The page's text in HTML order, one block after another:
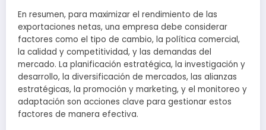
En resumen, para maximizar el rendimiento de las
exportaciones netas, una empresa debe considerar
factores como el tipo de cambio, la política comercial,
la calidad y competitividad, y las demandas del
mercado. La planificación estratégica, la investigación y
desarrollo, la diversificación de mercados, las alianzas
estratégicas, la promoción y marketing, y el monitoreo y
adaptación son acciones clave para gestionar estos
factores de manera efectiva.